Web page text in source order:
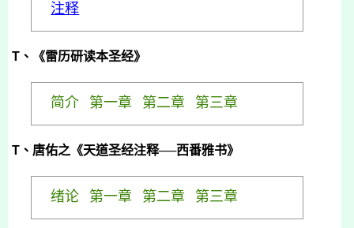
注释
T、《雷历研读本圣经》
简介 第一章 第二章 第三章
T 、唐佑之《天道圣经注释──西番雅书》
绪论 第一章 第二章 第三章